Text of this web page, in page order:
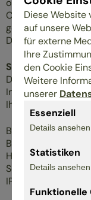
optimierten
Cookies (z.B.
gespeichert
Server-Log-
Der Provider der
Informationen in
Ihr Browser
Browsertyp und
Betriebssystem
Hostname des
Serveranfrage
IP-Adresse
Diese Website
auf unsere
für externe
Ihre
den Cookie
Weitere
unserer
Essenziell
Details ansehen
Statistiken
Details ansehen
Funktionelle